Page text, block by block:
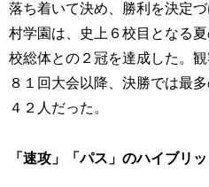
落ち着いて決め、勝利を決定
村学園は、史上６校目となる
校総体との２冠を達成した。
８１回大会以降、決勝では最多
４２人だった。
「速攻」「パス」のハイブリ